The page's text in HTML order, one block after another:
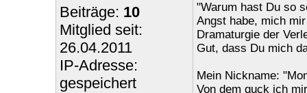
Beiträge: 10
Mitglied seit:
26.04.2011
IP-Adresse:
gespeichert
"Warum hast Du so
Angst habe, mich
Dramaturgie der
Gut, dass Du mich
Mein Nickname:
Von dem guck ich